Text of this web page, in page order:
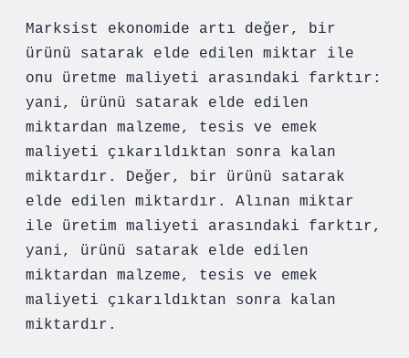
Marksist ekonomide artı değer, bir
ürünü satarak elde edilen miktar ile
onu üretme maliyeti arasındaki farktır:
yani, ürünü satarak elde edilen
miktardan malzeme, tesis ve emek
maliyeti çıkarıldıktan sonra kalan
miktardır. Değer, bir ürünü satarak
elde edilen miktardır. Alınan miktar
ile üretim maliyeti arasındaki farktır,
yani, ürünü satarak elde edilen
miktardan malzeme, tesis ve emek
maliyeti çıkarıldıktan sonra kalan
miktardır.